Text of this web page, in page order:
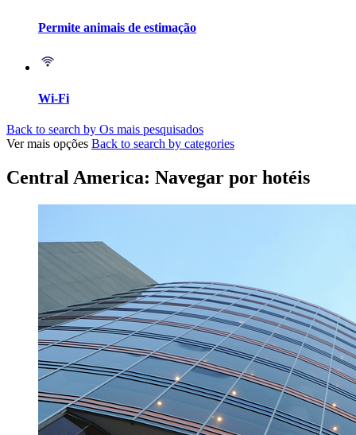
Permite animais de estimação
Wi-Fi
Back to search by Os mais pesquisados
Ver mais opções Back to search by categories
Central America: Navegar por hotéis